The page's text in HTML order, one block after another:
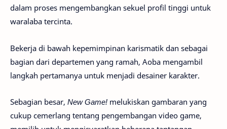
dalam proses mengembangkan sekuel profil tinggi untuk
waralaba tercinta.
Bekerja di bawah kepemimpinan karismatik dan sebagai
bagian dari departemen yang ramah, Aoba mengambil
langkah pertamanya untuk menjadi desainer karakter.
Sebagian besar, New Game! melukiskan gambaran yang
cukup cemerlang tentang pengembangan video game,